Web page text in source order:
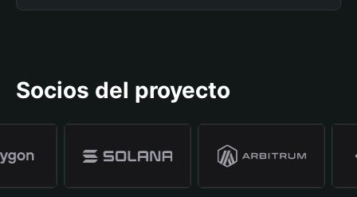
Socios del proyecto